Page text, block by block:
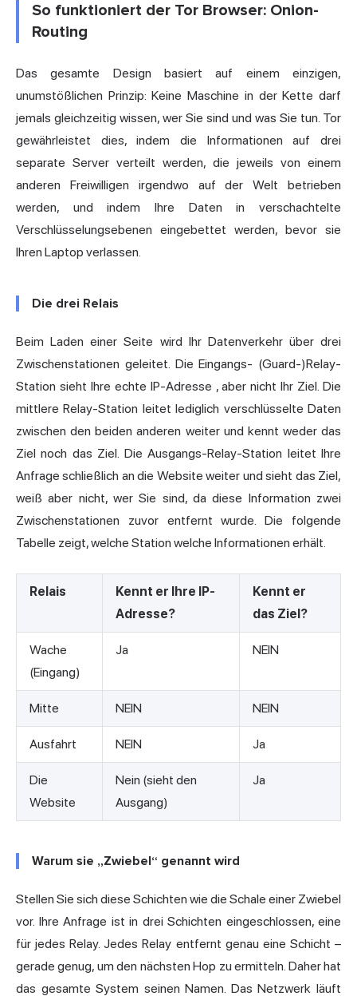
So funktioniert der Tor Browser: Onion-
Routing
Das gesamte Design basiert auf einem einzigen,
unumstößlichen Prinzip: Keine Maschine in der Kette darf
jemals gleichzeitig wissen, wer Sie sind und was Sie tun. Tor
gewährleistet dies, indem die Informationen auf drei
separate Server verteilt werden, die jeweils von einem
anderen Freiwilligen irgendwo auf der Welt betrieben
werden, und indem Ihre Daten in verschachtelte
Verschlüsselungsebenen eingebettet werden, bevor sie
Ihren Laptop verlassen.
Die drei Relais
Beim Laden einer Seite wird Ihr Datenverkehr über drei
Zwischenstationen geleitet. Die Eingangs- (Guard-)Relay-
Station sieht Ihre echte IP-Adresse , aber nicht Ihr Ziel. Die
mittlere Relay-Station leitet lediglich verschlüsselte Daten
zwischen den beiden anderen weiter und kennt weder das
Ziel noch das Ziel. Die Ausgangs-Relay-Station leitet Ihre
Anfrage schließlich an die Website weiter und sieht das Ziel,
weiß aber nicht, wer Sie sind, da diese Information zwei
Zwischenstationen zuvor entfernt wurde. Die folgende
Tabelle zeigt, welche Station welche Informationen erhält.
Relais
Kennt er Ihre IP-
Adresse?
Kennt er
das Ziel?
Wache
(Eingang)
Ja NEIN
Mitte NEIN NEIN
Ausfahrt NEIN Ja
Die
Website
Nein (sieht den
Ausgang)
Ja
Warum sie „Zwiebel“ genannt wird
Stellen Sie sich diese Schichten wie die Schale einer Zwiebel
vor. Ihre Anfrage ist in drei Schichten eingeschlossen, eine
für jedes Relay. Jedes Relay entfernt genau eine Schicht –
gerade genug, um den nächsten Hop zu ermitteln. Daher hat
das gesamte System seinen Namen. Das Netzwerk läuft